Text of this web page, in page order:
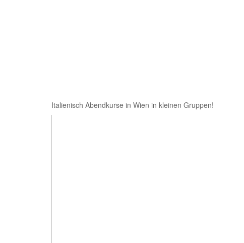
Italienisch Abendkurse in Wien in kleinen Gruppen!